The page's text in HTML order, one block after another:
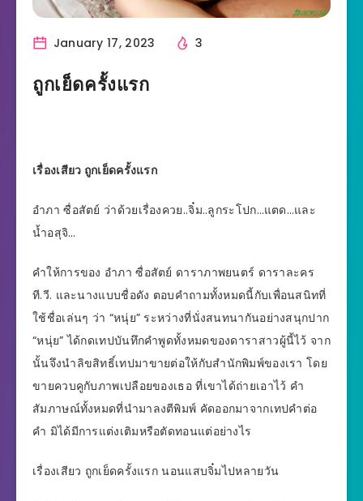
January 17, 2023 3
ถูกเย็ดครั้งแรก
เรื่องเสียว ถูกเย็ดครั้งแรก
อำภา ซื่อสัตย์ ว่าด้วยเรื่องควย..จิ๋ม..ลูกระโปก…แตด…และ
น้ำอสุจิ…
คำให้การของ อำภา ซื่อสัตย์ ดาราภาพยนตร์ ดาราละคร
ที.วี. และนางแบบชื่อดัง ตอบคำถามทั้งหมดนี้กับเพื่อนสนิทที่
ใช้ชื่อเล่นๆ ว่า “หนุ่ย” ระหว่างที่นั่งสนทนากันอย่างสนุกปาก
“หนุ่ย” ได้กดเทปบันทึกคำพูดทั้งหมดของดาราสาวผู้นี้ไว้ จาก
นั้นจึงนำลิขสิทธิ์เทปมาขายต่อให้กับสำนักพิมพ์ของเรา โดย
ขายควบคูกับภาพเปลือยของเธอ ที่เขาได้ถ่ายเอาไว้ คำ
สัมภาษณ์ทั้งหมดที่นำมาลงตีพิมพ์ คัดออกมาจากเทปคำต่อ
คำ มิได้มีการแต่งเติมหรือตัดทอนแต่อย่างไร
เรื่องเสียว ถูกเย็ดครั้งแรก นอนแสบจิ๋มไปหลายวัน